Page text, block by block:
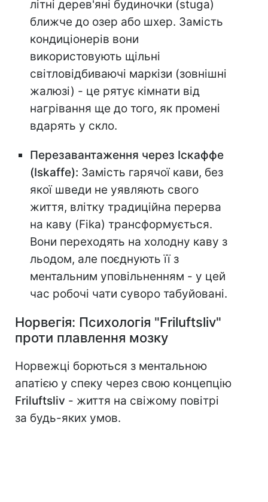
літні дерев'яні будиночки (stuga)
ближче до озер або шхер. Замість
кондиціонерів вони
використовують щільні
світловідбиваючі маркізи (зовнішні
жалюзі) - це рятує кімнати від
нагрівання ще до того, як промені
вдарять у скло.
Перезавантаження через Іскаффе
(Iskaffe): Замість гарячої кави, без
якої шведи не уявляють свого
життя, влітку традиційна перерва
на каву (Fika) трансформується.
Вони переходять на холодну каву з
льодом, але поєднують її з
ментальним уповільненням - у цей
час робочі чати суворо табуйовані.
Норвегія: Психологія "Friluftsliv"
проти плавлення мозку
Норвежці борються з ментальною
апатією у спеку через свою концепцію
Friluftsliv - життя на свіжому повітрі
за будь-яких умов.